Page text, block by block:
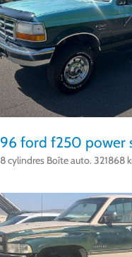
96 ford f250 power
8 cylindres Boîte auto. 321868